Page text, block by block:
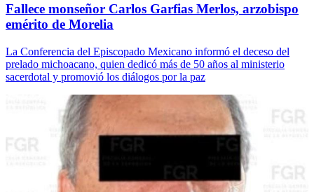
Fallece monseñor Carlos Garfias Merlos, arzobispo
emérito de Morelia
La Conferencia del Episcopado Mexicano informó el deceso del
prelado michoacano, quien dedicó más de 50 años al ministerio
sacerdotal y promovió los diálogos por la paz